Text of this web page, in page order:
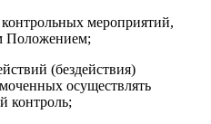
мероприятий,
Положением;
(бездействия)
осуществлять
контроль;